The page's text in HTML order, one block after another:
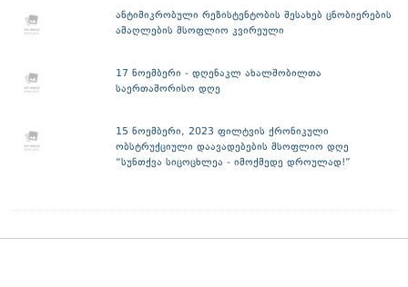
ანტიმიკრობული რეზისტენტობის შესახებ ცნობიერების
ამაღლების მსოფლიო კვირეული
17 ნოემბერი - დღენაკლ ახალშობილთა
საერთაშორისო დღე
15 ნოემბერი, 2023 ფილტვის ქრონიკული
ობსტრუქციული დაავადებების მსოფლიო დღე
“სუნთქვა სიცოცხლეა - იმოქმედე დროულად!”